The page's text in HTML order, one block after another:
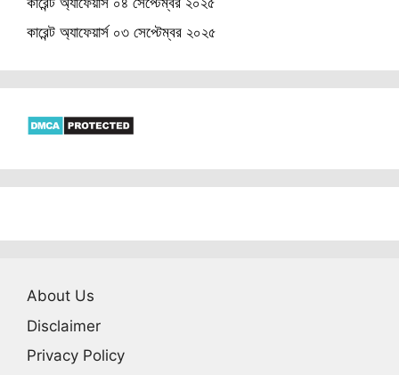
কারেন্ট অ্যাফেয়ার্স ০৩ সেপ্টেম্বর ২০২৫
About Us
Disclaimer
Privacy Policy